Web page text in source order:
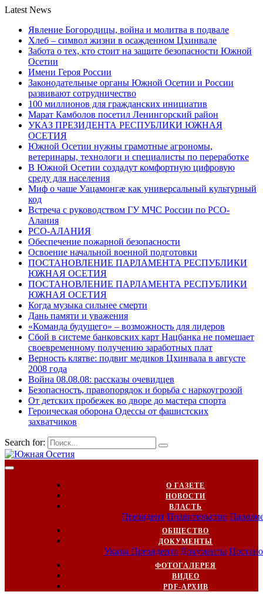
Latest News
Явление Богородицы, война и молитва в подвале
Хлеб – символ жизни в осажденном Цхинвале
Забота о тех, кто стоит на защите безопасности Южной
Осетии
Имени Героя России
Законодательные органы Южной Осетии и России
развивают сотрудничество
100 миллионов для гражданских инициатив
Марат Камболов посетил Ленингорский район
УКАЗ ПРЕЗИДЕНТА РЕСПУБЛИКИ ЮЖНАЯ
ОСЕТИЯ
Южной Осетии нужны грамотные агрономы,
ветеринары, технологи и специалисты по переработке
В Южной Осетии создадут комфортную цифровую
среду для населения
Миф о чаше Уацамонгæ как универсальный культурный
код
Встреча с руководством ГУ МЧС России по РСО-
Алания
РСО-АЛАНИЯ
Обеспечение пожарной безопасности
Освоение начальной военной подготовки
ПОСТАНОВЛЕНИЕ ПАРЛАМЕНТА РЕСПУБЛИКИ
ЮЖНАЯ ОСЕТИЯ
ПОСТАНОВЛЕНИЕ ПАРЛАМЕНТА РЕСПУБЛИКИ
ЮЖНАЯ ОСЕТИЯ
Когда музыка сильнее смерти
Дань памяти и уважения
«Команда будущего» – возможность для лидеров
Сбой в системе банковских карт Нацбанка не помешает
своевременному получению заработных плат
Верность клятве: подвиг медиков Цхинвала в августе
2008 года
Война 08.08.08: рассказы очевидцев
Безопасность, правопорядок и борьба с наркоугрозой
От детских пробежек во дворе до мастера спорта
Героическая оборона Одессы от фашистских
захватчиков
Search for:
О ГАЗЕТЕ
НОВОСТИ
ВЛАСТЬ
Президент Правительство
ОБЩЕСТВО
ДОКУМЕНТЫ
Указы Президента Документы
ФОТОГАЛЕРЕЯ
ВИДЕО
PDF-АРХИВ